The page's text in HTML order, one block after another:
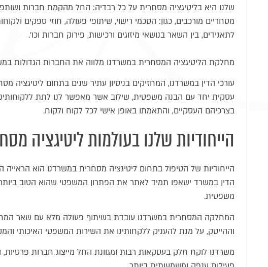
שלנו היא בליטיגציה מסחרית על כל רבדיה: החל מהקמת חברות
מסחריים מורכבים, כגון: הסכמי רישוי, שיתופי פעולה, חוזי ספקים
לתאגידים, בין השאר בנושאי מיזוגים ורכישות, פירוק חברות וכו'.
מחלקת הליטיגציה המסחרית במשרדנו מלווה את החברות הגדולות
עורכי הדין במשרדנו, המחזיקים בניסיון עתיר שנים בתחום
עסקית יחד עם הבנה משפטית, שילוב אשר מאפשר לנו לתת
בצרכיהם העסקיים, והתאמתו באופן אישי לכל לקוח ולקוח.
הייחודיות שלנו בעולמות ליטיגציה
הייחודיות של הטיפול בתחום ליטיגציה מסחרית במשרדנו הוא
הדין במשרד ישאפו תמיד לאתר את הפתרון המשפטי שהוא הטוב
משפטית.
המחלקה המסחרית במשרדנו עובדת בשיתוף פעולה מלא עם שאר
וההייטק, על מנת להעניק ללקחותינו את השירות המשפטי האיכותי
משרדנו לוקח חלק בעסקאות רבות ומגוונת החל מייצוג חברות פרטיות,